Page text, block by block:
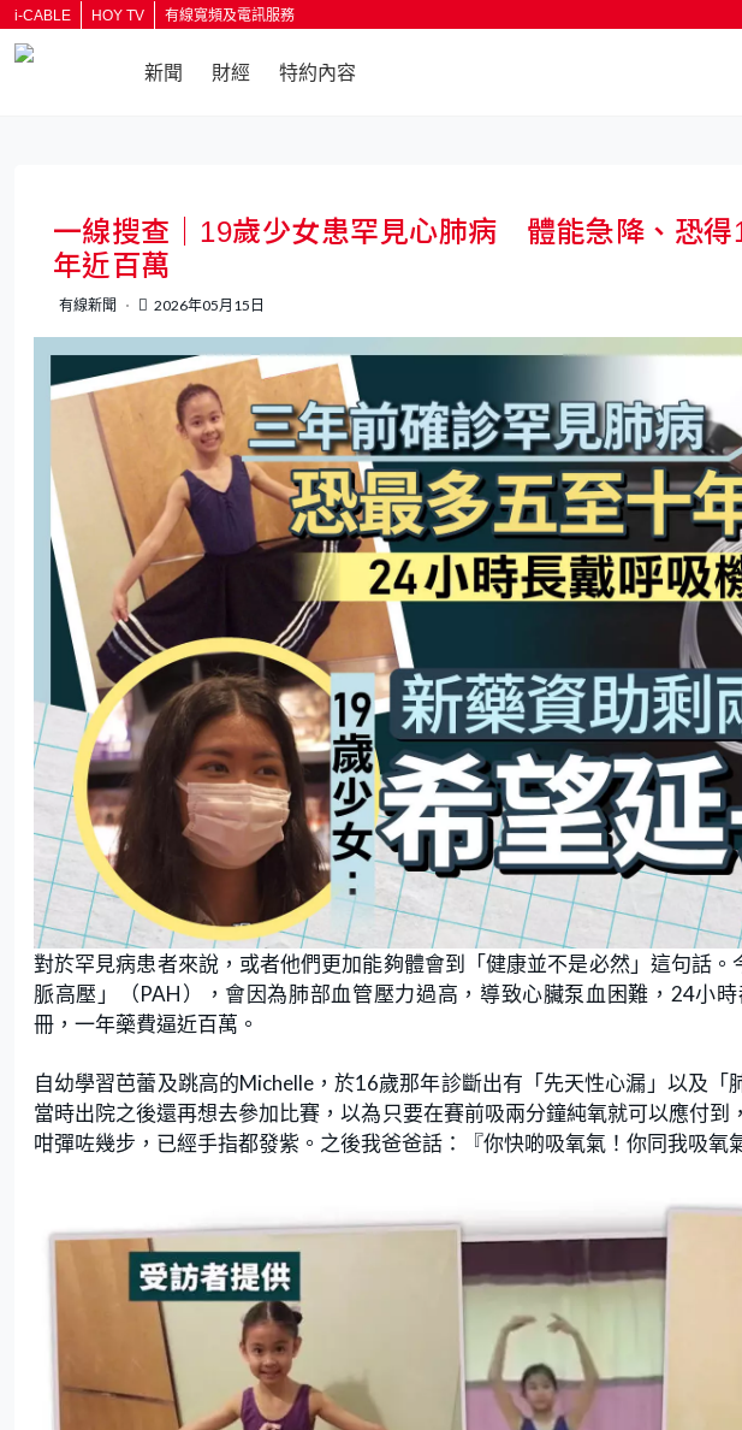
i-CABLE HOY TV 有線寬頻及電訊服務
新聞 財經 特約內容
一線搜查｜19歲少女患罕見心肺病 體能急降、恐
年近百萬
有線新聞 2026年05月15日
對於罕見病患者來說，或者他們更加能夠體會到「健康並不是必然」這句話
脈高壓」（PAH），會因為肺部血管壓力過高，導致心臟泵血困難，24小
冊，一年藥費逼近百萬。
自幼學習芭蕾及跳高的Michelle，於16歲那年診斷出有「先天性心漏」以及「
當時出院之後還再想去參加比賽，以為只要在賽前吸兩分鐘純氧就可以應付
咁彈咗幾步，已經手指都發紫。之後我爸爸話：『你快啲吸氧氣！你同我吸氧